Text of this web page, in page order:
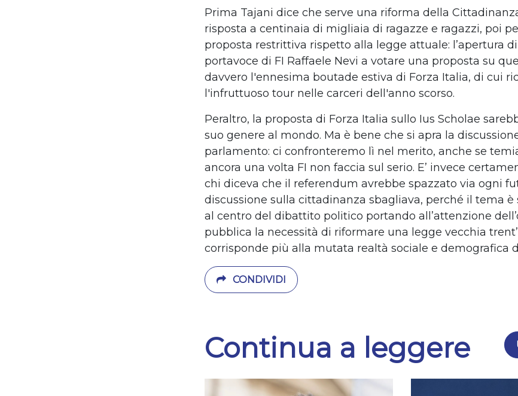
Prima Tajani dice che serve una riforma della
risposta a centinaia di migliaia di ragazze e ragazzi, poi
proposta restrittiva rispetto alla legge attuale: l’apertura
portavoce di FI Raffaele Nevi a votare una proposta su
davvero l'ennesima boutade estiva di Forza Italia, di cui
l'infruttuoso tour nelle carceri dell'anno scorso.
Peraltro, la proposta di Forza Italia sullo Ius Scholae
suo genere al mondo. Ma è bene che si apra la
parlamento: ci confronteremo lì nel merito, anche se
ancora una volta FI non faccia sul serio. E’ invece
chi diceva che il referendum avrebbe spazzato via ogni
discussione sulla cittadinanza sbagliava, perché il tema è
al centro del dibattito politico portando all’attenzione
pubblica la necessità di riformare una legge vecchia
corrisponde più alla mutata realtà sociale e demografica
CONDIVIDI
Continua a leggere